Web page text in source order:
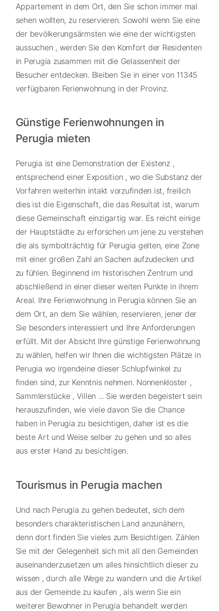
Appartement in dem Ort, den Sie schon immer mal
sehen wollten, zu reservieren. Sowohl wenn Sie eine
der bevölkerungsärmsten wie eine der wichtigsten
aussuchen , werden Sie den Komfort der Residenten
in Perugia zusammen mit die Gelassenheit der
Besucher entdecken. Bleiben Sie in einer von 11345
verfügbaren Ferienwohnung in der Provinz.
Günstige Ferienwohnungen in
Perugia mieten
Perugia ist eine Demonstration der Existenz ,
entsprechend einer Exposition , wo die Substanz der
Vorfahren weiterhin intakt vorzufinden ist, freilich
dies ist die Eigenschaft, die das Resultat ist, warum
diese Gemeinschaft einzigartig war. Es reicht einige
der Hauptstädte zu erforschen um jene zu verstehen
die als symbolträchtig für Perugia gelten, eine Zone
mit einer großen Zahl an Sachen aufzudecken und
zu fühlen. Beginnend im historischen Zentrum und
abschließend in einer dieser weiten Punkte in ihrem
Areal. Ihre Ferienwohnung in Perugia können Sie an
dem Ort, an dem Sie wählen, reservieren, jener der
Sie besonders interessiert und Ihre Anforderungen
erfüllt. Mit der Absicht Ihre günstige Ferienwohnung
zu wählen, helfen wir Ihnen die wichtigsten Plätze in
Perugia wo irgendeine dieser Schlupfwinkel zu
finden sind, zur Kenntnis nehmen. Nonnenkloster ,
Sammlerstücke , Villen ... Sie werden begeistert sein
herauszufinden, wie viele davon Sie die Chance
haben in Perugia zu besichtigen, daher ist es die
beste Art und Weise selber zu gehen und so alles
aus erster Hand zu besichtigen.
Tourismus in Perugia machen
Und nach Perugia zu gehen bedeutet, sich dem
besonders charakteristischen Land anzunähern,
denn dort finden Sie vieles zum Besichtigen. Zählen
Sie mit der Gelegenheit sich mit all den Gemeinden
auseinanderzusetzen um alles hinsichtlich dieser zu
wissen , durch alle Wege zu wandern und die Artikel
aus der Gemeinde zu kaufen , als wenn Sie ein
weiterer Bewohner in Perugia behandelt werden